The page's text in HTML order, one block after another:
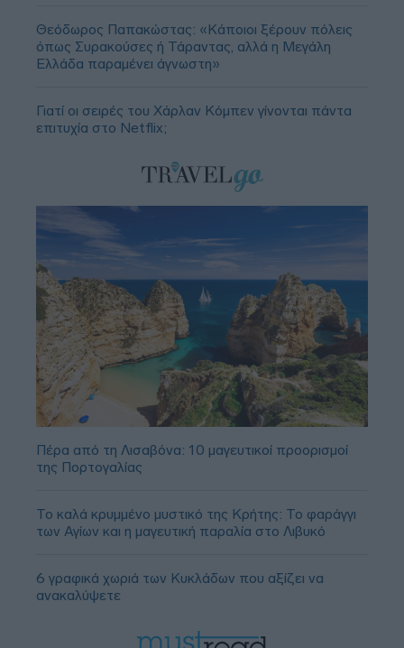
Θεόδωρος Παπακώστας: «Κάποιοι ξέρουν πόλεις
όπως Συρακούσες ή Τάραντας, αλλά η Μεγάλη
Ελλάδα παραμένει άγνωστη»
Γιατί οι σειρές του Χάρλαν Κόμπεν γίνονται πάντα
επιτυχία στο Netflix;
Πέρα από τη Λισαβόνα: 10 μαγευτικοί προορισμοί
της Πορτογαλίας
Το καλά κρυμμένο μυστικό της Κρήτης: Το φαράγγι
των Αγίων και η μαγευτική παραλία στο Λιβυκό
6 γραφικά χωριά των Κυκλάδων που αξίζει να
ανακαλύψετε